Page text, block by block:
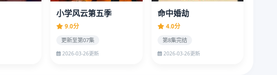
小学风云第五季
9.0分
更新至第07集
2026-03-26更新
命中婚劫
4.0分
第8集完结
2026-03-26更新